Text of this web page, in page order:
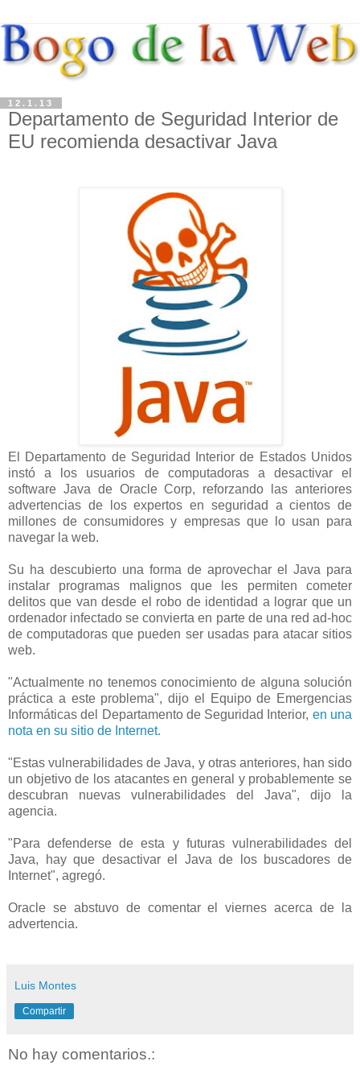
12.1.13
Departamento de Seguridad Interior de
EU recomienda desactivar Java
El Departamento de Seguridad Interior de Estados Unidos
instó a los usuarios de computadoras a desactivar el
software Java de Oracle Corp, reforzando las anteriores
advertencias de los expertos en seguridad a cientos de
millones de consumidores y empresas que lo usan para
navegar la web.
Su ha descubierto una forma de aprovechar el Java para
instalar programas malignos que les permiten cometer
delitos que van desde el robo de identidad a lograr que un
ordenador infectado se convierta en parte de una red ad-hoc
de computadoras que pueden ser usadas para atacar sitios
web.
"Actualmente no tenemos conocimiento de alguna solución
práctica a este problema", dijo el Equipo de Emergencias
Informáticas del Departamento de Seguridad Interior, en una
nota en su sitio de Internet.
"Estas vulnerabilidades de Java, y otras anteriores, han sido
un objetivo de los atacantes en general y probablemente se
descubran nuevas vulnerabilidades del Java", dijo la
agencia.
"Para defenderse de esta y futuras vulnerabilidades del
Java, hay que desactivar el Java de los buscadores de
Internet", agregó.
Oracle se abstuvo de comentar el viernes acerca de la
advertencia.
Luis Montes
Compartir
No hay comentarios.: